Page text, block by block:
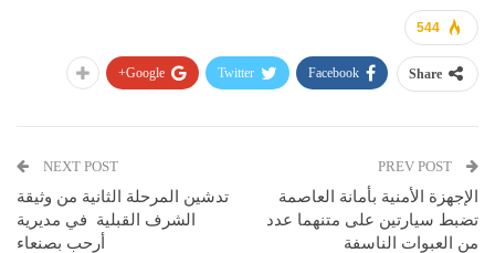
544
Share
Facebook
Twitter
Google+
الإجهزة الأمنية بأمانة العاصمة
تضبط سيارتين على متنهما عدد
من العبوات الناسفة
NEXT POST
تدشين المرحلة الثانية من وثيقة
الشرف القبلية في مديرية
أرحب بصنعاء